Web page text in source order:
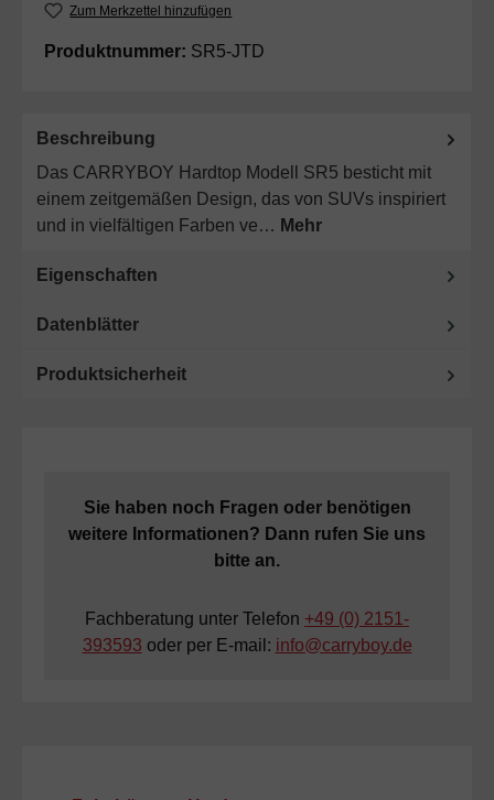
Zum Merkzettel hinzufügen
Produktnummer: SR5-JTD
Beschreibung
Das CARRYBOY Hardtop Modell SR5 besticht mit
einem zeitgemäßen Design, das von SUVs inspiriert
und in vielfältigen Farben ve… Mehr
Eigenschaften
Datenblätter
Produktsicherheit
Sie haben noch Fragen oder benötigen
weitere Informationen? Dann rufen Sie uns
bitte an.
Fachberatung unter Telefon +49 (0) 2151-
393593 oder per E-mail: info@carryboy.de